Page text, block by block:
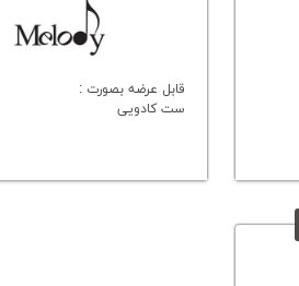
قابل عرضه بصورت :
ست کادویی